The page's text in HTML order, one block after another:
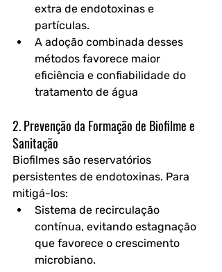
extra de endotoxinas e
partículas.
A adoção combinada desses
métodos favorece maior
eficiência e confiabilidade do
tratamento de água
2. Prevenção da Formação de Biofilme e
Sanitação
Biofilmes são reservatórios
persistentes de endotoxinas. Para
mitigá-los:
Sistema de recirculação
contínua, evitando estagnação
que favorece o crescimento
microbiano.